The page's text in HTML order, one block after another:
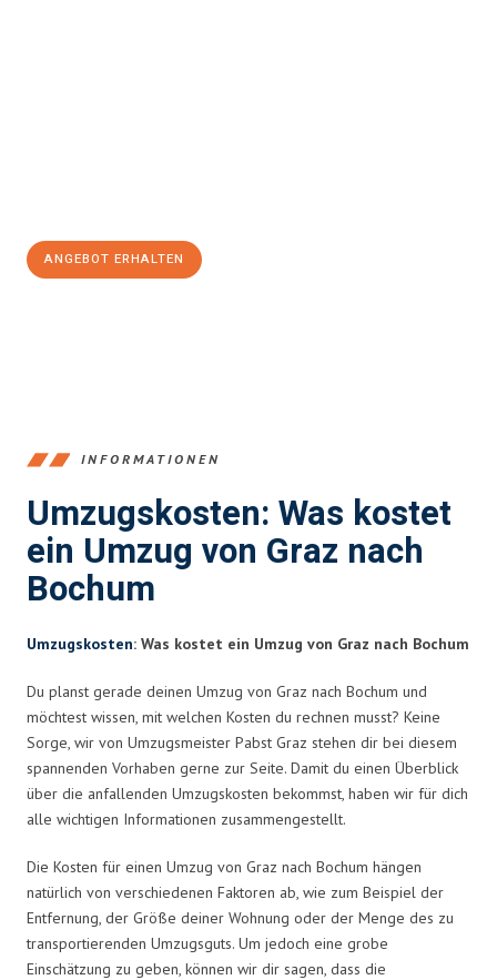
ANGEBOT ERHALTEN
INFORMATIONEN
Umzugskosten: Was kostet
ein Umzug von Graz nach
Bochum
Umzugskosten: Was kostet ein Umzug von Graz nach Bochum
Du planst gerade deinen Umzug von Graz nach Bochum und
möchtest wissen, mit welchen Kosten du rechnen musst? Keine
Sorge, wir von Umzugsmeister Pabst Graz stehen dir bei diesem
spannenden Vorhaben gerne zur Seite. Damit du einen Überblick
über die anfallenden Umzugskosten bekommst, haben wir für dich
alle wichtigen Informationen zusammengestellt.
Die Kosten für einen Umzug von Graz nach Bochum hängen
natürlich von verschiedenen Faktoren ab, wie zum Beispiel der
Entfernung, der Größe deiner Wohnung oder der Menge des zu
transportierenden Umzugsguts. Um jedoch eine grobe
Einschätzung zu geben, können wir dir sagen, dass die